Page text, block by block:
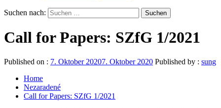
Suchen nach:
Call for Papers: SZfG 1/2021
Published on : 7. Oktober 20207. Oktober 2020 Published by : sung
Home
Nezaradené
Call for Papers: SZfG 1/2021